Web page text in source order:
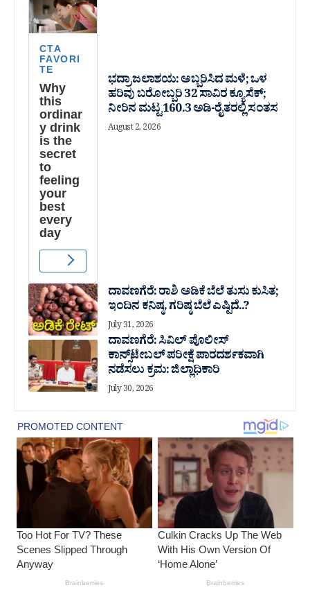
ಭದ್ರಾ ಜಲಾಶಯ: ಅಬ್ಬರಿಸಿದ ಮಳೆ; ಒಳ
ಹರಿವು ಬರೋಬ್ಬರಿ 32 ಸಾವಿರ‌ ಕ್ಯೂಸೆಕ್;
ನೀರಿನ ಮಟ್ಟ 160.3 ಅಡಿ-ರೈತರಲ್ಲಿ ಸಂತಸ
August 2, 2026
ದಾವಣಗೆರೆ: ರಾಶಿ ಅಡಿಕೆ ಬೆಲೆ ತುಸು‌ ಕುಸಿತ;
ಇಂದಿನ ಕನಿಷ್ಠ, ಗರಿಷ್ಠ ಬೆಲೆ ಎಷ್ಟಿದೆ..?
July 31, 2026
ದಾವಣಗೆರೆ: ಸಿವಿಲ್ ಪೊಲೀಸ್
ಕಾನ್ಸ್‌ಟೇಬಲ್ ಪರೀಕ್ಷೆ ಪಾರದರ್ಶಕವಾಗಿ
ನಡೆಸಲು ಕ್ರಮ: ಜಿಲ್ಲಾಧಿಕಾರಿ
July 30, 2026